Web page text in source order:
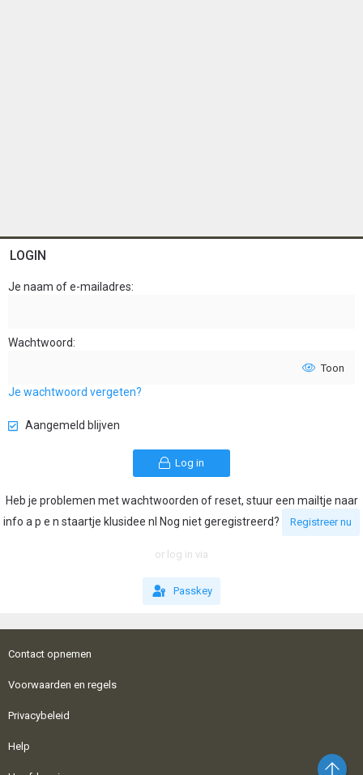
LOGIN
Je naam of e-mailadres
Wachtwoord
Toon
Je wachtwoord vergeten?
Aangemeld blijven
Log in
Heb je problemen met wachtwoorden of reset, stuur een mailtje naar
info a p e n staartje klusidee nl Nog niet geregistreerd?
Registreer nu
or log in via
Passkey
Contact opnemen
Voorwaarden en regels
Privacybeleid
Help